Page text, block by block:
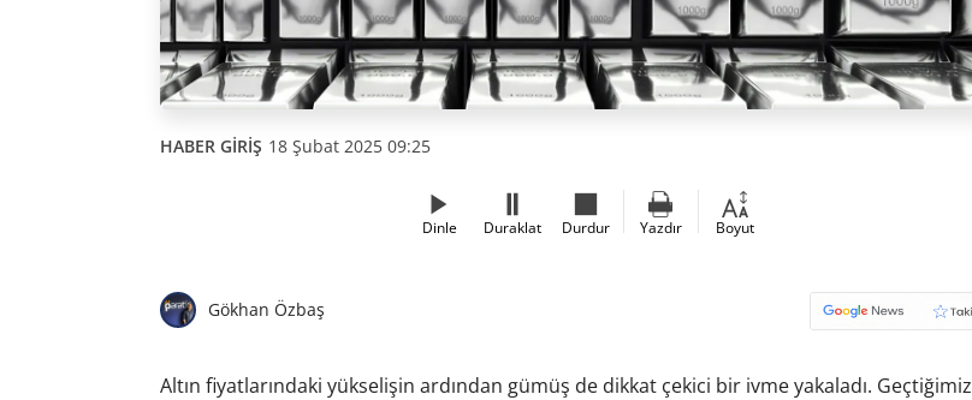
HABER GİRİŞ 18 Şubat 2025 09:25
Dinle Duraklat Durdur Yazdır Boyut
Gökhan Özbaş
Altın fiyatlarındaki yükselişin ardından gümüş de dikkat çekici bir ivme yakaladı. Geçtiğimiz